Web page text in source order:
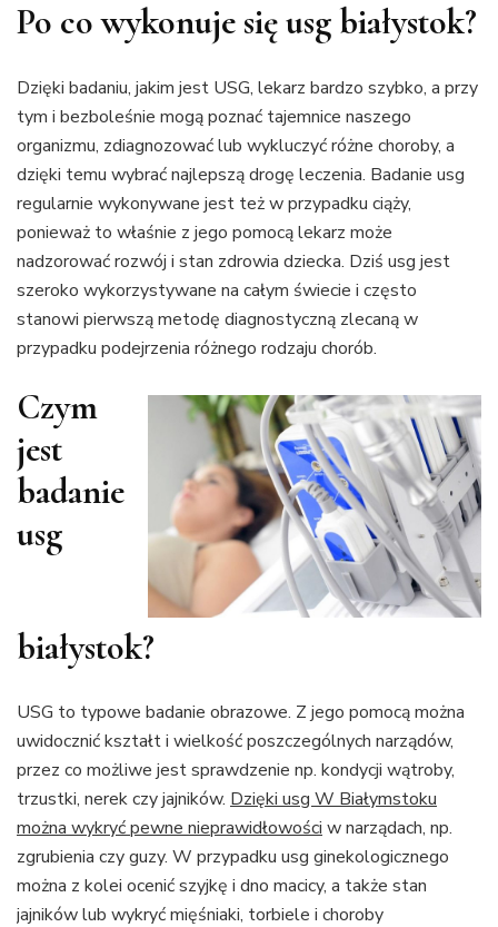
Po co wykonuje się usg białystok?
Dzięki badaniu, jakim jest USG, lekarz bardzo szybko, a przy
tym i bezboleśnie mogą poznać tajemnice naszego
organizmu, zdiagnozować lub wykluczyć różne choroby, a
dzięki temu wybrać najlepszą drogę leczenia. Badanie usg
regularnie wykonywane jest też w przypadku ciąży,
ponieważ to właśnie z jego pomocą lekarz może
nadzorować rozwój i stan zdrowia dziecka. Dziś usg jest
szeroko wykorzystywane na całym świecie i często
stanowi pierwszą metodę diagnostyczną zlecaną w
przypadku podejrzenia różnego rodzaju chorób.
Czym
jest
badanie
usg
białystok?
USG to typowe badanie obrazowe. Z jego pomocą można
uwidocznić kształt i wielkość poszczególnych narządów,
przez co możliwe jest sprawdzenie np. kondycji wątroby,
trzustki, nerek czy jajników. Dzięki usg W Białymstoku
można wykryć pewne nieprawidłowościw narządach, np.
zgrubienia czy guzy. W przypadku usg ginekologicznego
można z kolei ocenić szyjkę i dno macicy, a także stan
jajników lub wykryć mięśniaki, torbiele i choroby